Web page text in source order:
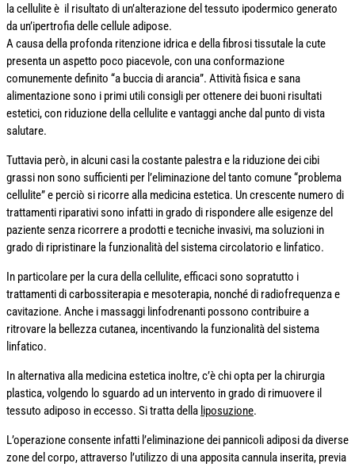
la cellulite è il risultato di un’alterazione del tessuto ipodermico generato
da un’ipertrofia delle cellule adipose.
A causa della profonda ritenzione idrica e della fibrosi tissutale la cute
presenta un aspetto poco piacevole, con una conformazione
comunemente definito “a buccia di arancia”. Attività fisica e sana
alimentazione sono i primi utili consigli per ottenere dei buoni risultati
estetici, con riduzione della cellulite e vantaggi anche dal punto di vista
salutare.
Tuttavia però, in alcuni casi la costante palestra e la riduzione dei cibi
grassi non sono sufficienti per l’eliminazione del tanto comune “problema
cellulite” e perciò si ricorre alla medicina estetica. Un crescente numero di
trattamenti riparativi sono infatti in grado di rispondere alle esigenze del
paziente senza ricorrere a prodotti e tecniche invasivi, ma soluzioni in
grado di ripristinare la funzionalità del sistema circolatorio e linfatico.
In particolare per la cura della cellulite, efficaci sono sopratutto i
trattamenti di carbossiterapia e mesoterapia, nonché di radiofrequenza e
cavitazione. Anche i massaggi linfodrenanti possono contribuire a
ritrovare la bellezza cutanea, incentivando la funzionalità del sistema
linfatico.
In alternativa alla medicina estetica inoltre, c’è chi opta per la chirurgia
plastica, volgendo lo sguardo ad un intervento in grado di rimuovere il
tessuto adiposo in eccesso. Si tratta della liposuzione.
L’operazione consente infatti l’eliminazione dei pannicoli adiposi da diverse
zone del corpo, attraverso l’utilizzo di una apposita cannula inserita, previa